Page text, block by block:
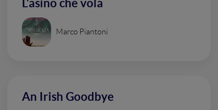
L'asino che vola
Marco Piantoni
An Irish Goodbye